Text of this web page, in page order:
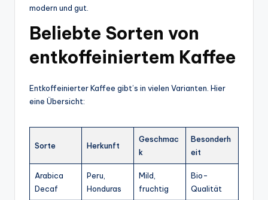
modern und gut.
Beliebte Sorten von
entkoffeiniertem Kaffee
Entkoffeinierter Kaffee gibt’s in vielen Varianten. Hier
eine Übersicht:
Sorte Herkunft
Geschmac
k
Besonderh
eit
Arabica
Decaf
Peru,
Honduras
Mild,
fruchtig
Bio-
Qualität